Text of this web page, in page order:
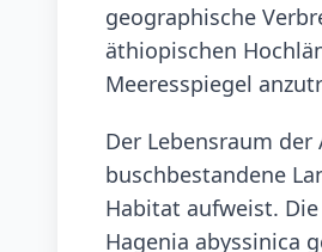
geographische
äthiopischen
Meeresspiegel
Der Lebensraum
buschbestandene
Habitat aufweist.
Hagenia abyssinica